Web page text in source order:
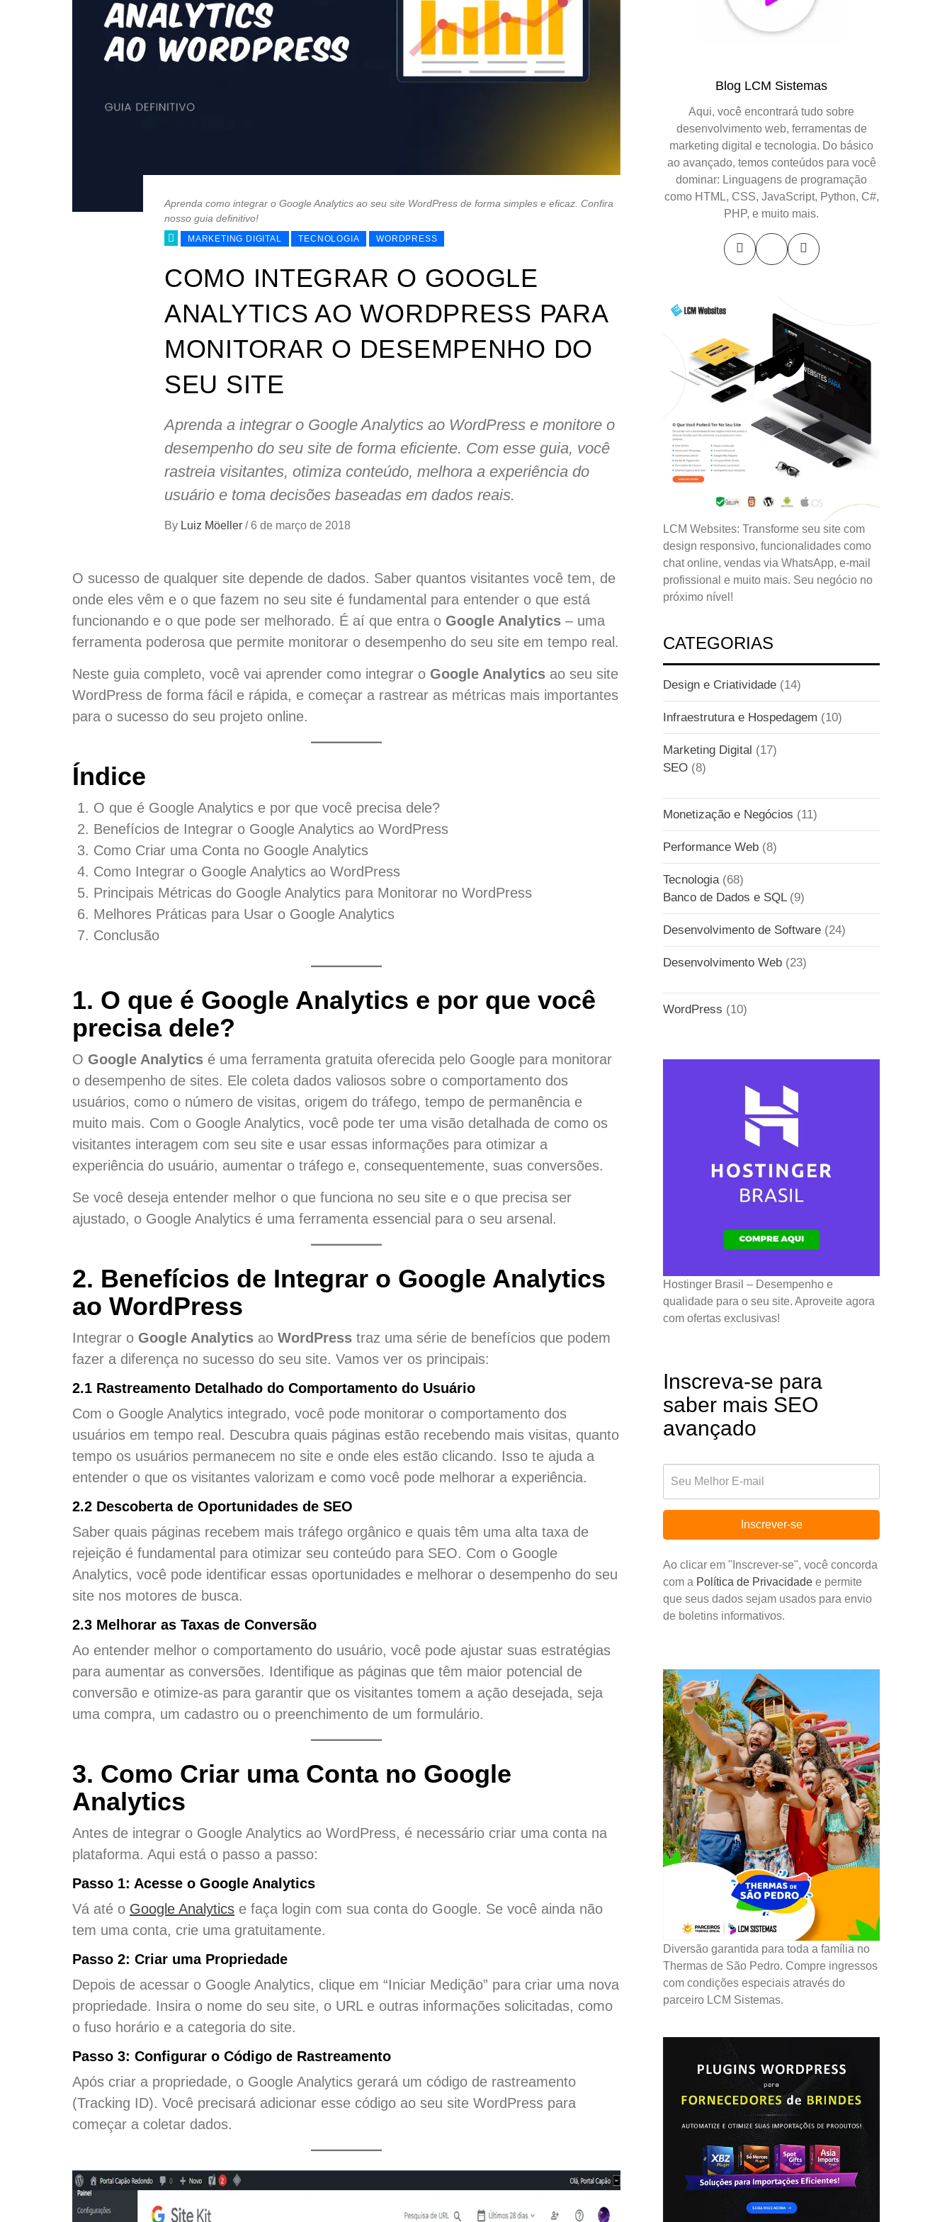
Aprenda como integrar o Google Analytics ao seu site WordPress de forma simples e eficaz. Confira
nosso guia definitivo!
MARKETING DIGITAL TECNOLOGIA WORDPRESS
COMO INTEGRAR O GOOGLE
ANALYTICS AO WORDPRESS PARA
MONITORAR O DESEMPENHO DO
SEU SITE
Aprenda a integrar o Google Analytics ao WordPress e monitore o
desempenho do seu site de forma eficiente. Com esse guia, você
rastreia visitantes, otimiza conteúdo, melhora a experiência do
usuário e toma decisões baseadas em dados reais.
By Luiz Möeller / 6 de março de 2018
O sucesso de qualquer site depende de dados. Saber quantos visitantes você tem, de
onde eles vêm e o que fazem no seu site é fundamental para entender o que está
funcionando e o que pode ser melhorado. É aí que entra o Google Analytics – uma
ferramenta poderosa que permite monitorar o desempenho do seu site em tempo real.
Neste guia completo, você vai aprender como integrar o Google Analytics ao seu site
WordPress de forma fácil e rápida, e começar a rastrear as métricas mais importantes
para o sucesso do seu projeto online.
Índice
O que é Google Analytics e por que você precisa dele?
Benefícios de Integrar o Google Analytics ao WordPress
Como Criar uma Conta no Google Analytics
Como Integrar o Google Analytics ao WordPress
Principais Métricas do Google Analytics para Monitorar no WordPress
Melhores Práticas para Usar o Google Analytics
Conclusão
1. O que é Google Analytics e por que você
precisa dele?
O Google Analytics é uma ferramenta gratuita oferecida pelo Google para monitorar
o desempenho de sites. Ele coleta dados valiosos sobre o comportamento dos
usuários, como o número de visitas, origem do tráfego, tempo de permanência e
muito mais. Com o Google Analytics, você pode ter uma visão detalhada de como os
visitantes interagem com seu site e usar essas informações para otimizar a
experiência do usuário, aumentar o tráfego e, consequentemente, suas conversões.
Se você deseja entender melhor o que funciona no seu site e o que precisa ser
ajustado, o Google Analytics é uma ferramenta essencial para o seu arsenal.
2. Benefícios de Integrar o Google Analytics
ao WordPress
Integrar o Google Analytics ao WordPress traz uma série de benefícios que podem
fazer a diferença no sucesso do seu site. Vamos ver os principais:
2.1 Rastreamento Detalhado do Comportamento do Usuário
Com o Google Analytics integrado, você pode monitorar o comportamento dos
usuários em tempo real. Descubra quais páginas estão recebendo mais visitas, quanto
tempo os usuários permanecem no site e onde eles estão clicando. Isso te ajuda a
entender o que os visitantes valorizam e como você pode melhorar a experiência.
2.2 Descoberta de Oportunidades de SEO
Saber quais páginas recebem mais tráfego orgânico e quais têm uma alta taxa de
rejeição é fundamental para otimizar seu conteúdo para SEO. Com o Google
Analytics, você pode identificar essas oportunidades e melhorar o desempenho do seu
site nos motores de busca.
2.3 Melhorar as Taxas de Conversão
Ao entender melhor o comportamento do usuário, você pode ajustar suas estratégias
para aumentar as conversões. Identifique as páginas que têm maior potencial de
conversão e otimize-as para garantir que os visitantes tomem a ação desejada, seja
uma compra, um cadastro ou o preenchimento de um formulário.
3. Como Criar uma Conta no Google
Analytics
Antes de integrar o Google Analytics ao WordPress, é necessário criar uma conta na
plataforma. Aqui está o passo a passo:
Passo 1: Acesse o Google Analytics
Vá até o Google Analytics e faça login com sua conta do Google. Se você ainda não
tem uma conta, crie uma gratuitamente.
Passo 2: Criar uma Propriedade
Depois de acessar o Google Analytics, clique em “Iniciar Medição” para criar uma nova
propriedade. Insira o nome do seu site, o URL e outras informações solicitadas, como
o fuso horário e a categoria do site.
Passo 3: Configurar o Código de Rastreamento
Após criar a propriedade, o Google Analytics gerará um código de rastreamento
(Tracking ID). Você precisará adicionar esse código ao seu site WordPress para
começar a coletar dados.
Blog LCM Sistemas
Aqui, você encontrará tudo sobre
desenvolvimento web, ferramentas de
marketing digital e tecnologia. Do básico
ao avançado, temos conteúdos para você
dominar: Linguagens de programação
como HTML, CSS, JavaScript, Python, C#,
PHP, e muito mais.
LCM Websites: Transforme seu site com
design responsivo, funcionalidades como
chat online, vendas via WhatsApp, e-mail
profissional e muito mais. Seu negócio no
próximo nível!
CATEGORIAS
Design e Criatividade (14)
Infraestrutura e Hospedagem (10)
Marketing Digital (17)
SEO (8)
Monetização e Negócios (11)
Performance Web (8)
Tecnologia(68)
Banco de Dados e SQL(9)
Desenvolvimento de Software (24)
Desenvolvimento Web (23)
WordPress (10)
Hostinger Brasil – Desempenho e
qualidade para o seu site. Aproveite agora
com ofertas exclusivas!
Inscreva-se para
saber mais SEO
avançado
Inscrever-se
Ao clicar em "Inscrever-se", você concorda
com a Política de Privacidade e permite
que seus dados sejam usados para envio
de boletins informativos.
Diversão garantida para toda a família no
Thermas de São Pedro. Compre ingressos
com condições especiais através do
parceiro LCM Sistemas.